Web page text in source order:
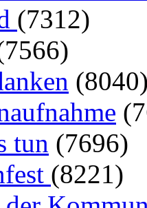
(7312)
tun (7696)
(8221)